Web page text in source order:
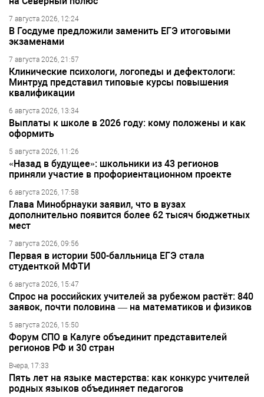
7 августа 2026, 12:24
В Госдуме предложили заменить ЕГЭ итоговыми
экзаменами
7 августа 2026, 21:57
Клинические психологи, логопеды и дефектологи:
Минтруд представил типовые курсы повышения
квалификации
6 августа 2026, 13:34
Выплаты к школе в 2026 году: кому положены и как
оформить
5 августа 2026, 11:26
«Назад в будущее»: школьники из 43 регионов
приняли участие в профориентационном проекте
6 августа 2026, 17:58
Глава Минобрнауки заявил, что в вузах
дополнительно появится более 62 тысяч бюджетных
мест
7 августа 2026, 09:56
Первая в истории 500-балльница ЕГЭ стала
студенткой МФТИ
6 августа 2026, 15:47
Спрос на российских учителей за рубежом растёт: 840
заявок, почти половина — на математиков и физиков
5 августа 2026, 15:50
Форум СПО в Калуге объединит представителей
регионов РФ и 30 стран
Вчера, 17:33
Пять лет на языке мастерства: как конкурс учителей
родных языков объединяет педагогов